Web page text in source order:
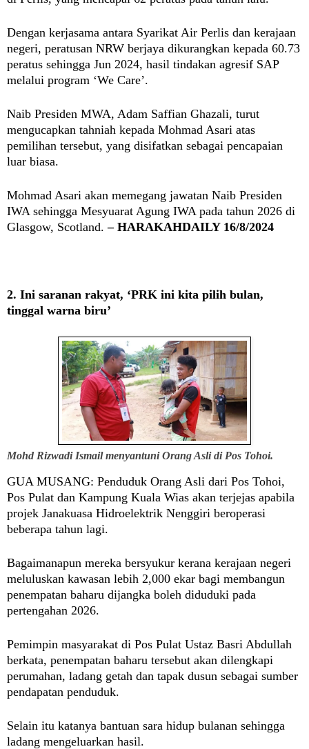
Dengan kerjasama antara Syarikat Air Perlis dan kerajaan
negeri, peratusan NRW berjaya dikurangkan kepada 60.73
peratus sehingga Jun 2024, hasil tindakan agresif SAP
melalui program ‘We Care’.
Naib Presiden MWA, Adam Saffian Ghazali, turut
mengucapkan tahniah kepada Mohmad Asari atas
pemilihan tersebut, yang disifatkan sebagai pencapaian
luar biasa.
Mohmad Asari akan memegang jawatan Naib Presiden
IWA sehingga Mesyuarat Agung IWA pada tahun 2026 di
Glasgow, Scotland.– HARAKAHDAILY 16/8/2024
2. Ini saranan rakyat, ‘PRK ini kita pilih bulan,
tinggal warna biru’
Mohd Rizwadi Ismail menyantuni Orang Asli di Pos Tohoi.
GUA MUSANG: Penduduk Orang Asli dari Pos Tohoi,
Pos Pulat dan Kampung Kuala Wias akan terjejas apabila
projek Janakuasa Hidroelektrik Nenggiri beroperasi
beberapa tahun lagi.
Bagaimanapun mereka bersyukur kerana kerajaan negeri
meluluskan kawasan lebih 2,000 ekar bagi membangun
penempatan baharu dijangka boleh diduduki pada
pertengahan 2026.
Pemimpin masyarakat di Pos Pulat Ustaz Basri Abdullah
berkata, penempatan baharu tersebut akan dilengkapi
perumahan, ladang getah dan tapak dusun sebagai sumber
pendapatan penduduk.
Selain itu katanya bantuan sara hidup bulanan sehingga
ladang mengeluarkan hasil.